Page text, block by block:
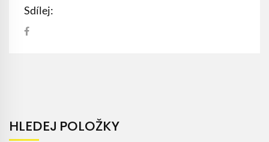
Sdílej:
HLEDEJ POLOŽKY